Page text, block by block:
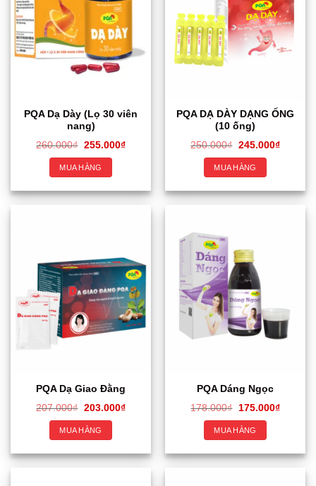
PQA Dạ Dày (Lọ 30 viên
nang)
260.000₫ 255.000₫
MUA HÀNG
PQA DẠ DÀY DẠNG ỐNG
(10 ống)
250.000₫ 245.000₫
MUA HÀNG
PQA Dạ Giao Đằng
207.000₫ 203.000₫
MUA HÀNG
PQA Dáng Ngọc
178.000₫ 175.000₫
MUA HÀNG